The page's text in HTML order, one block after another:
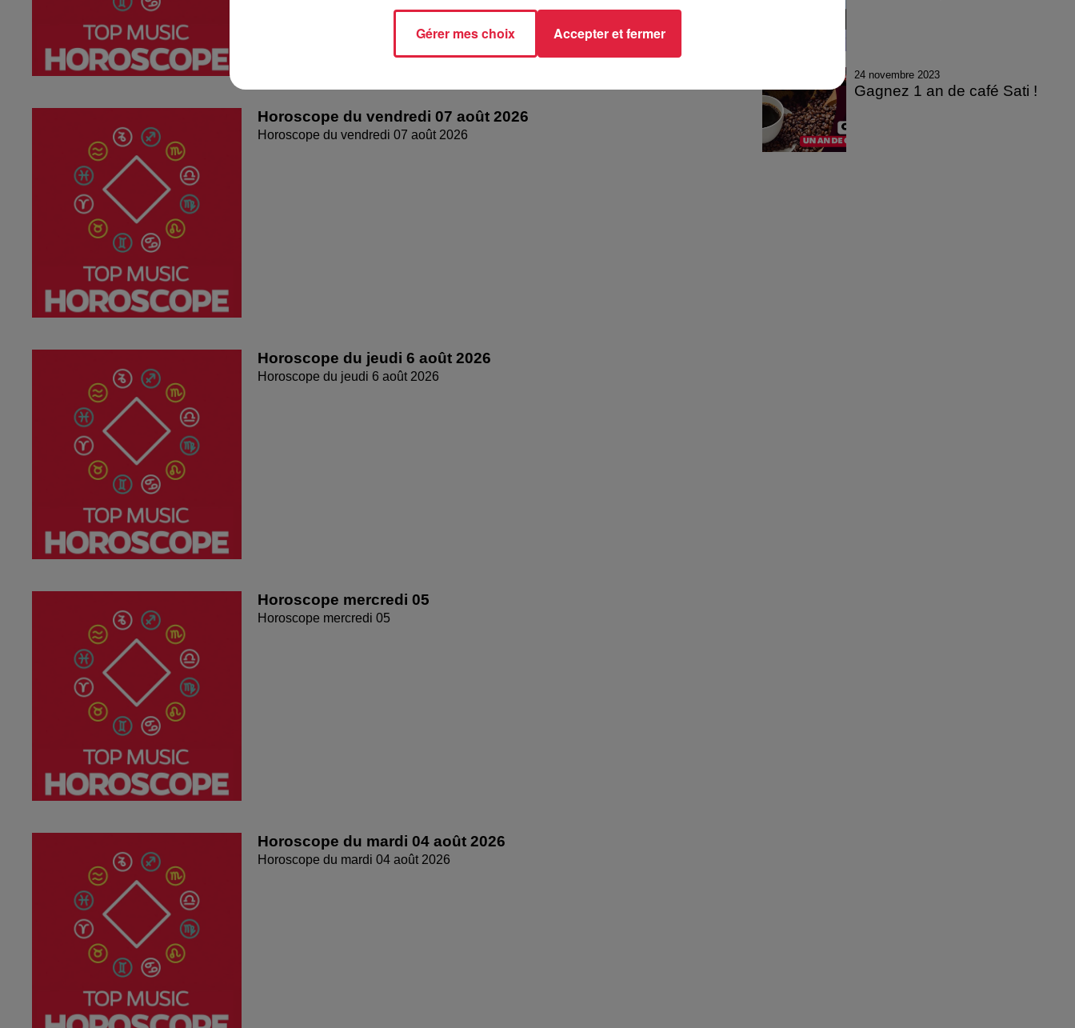
Horoscope du vendredi 07 août 2026
Horoscope du vendredi 07 août 2026
Horoscope du jeudi 6 août 2026
Horoscope du jeudi 6 août 2026
Horoscope mercredi 05
Horoscope mercredi 05
Horoscope du mardi 04 août 2026
Horoscope du mardi 04 août 2026
24 novembre 2023
Gagnez 1 an de café Sati !
Gérer mes choix Accepter et fermer